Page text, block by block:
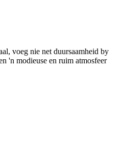
voeg nie net duursaamheid by
'n modieuse en ruim atmosfeer